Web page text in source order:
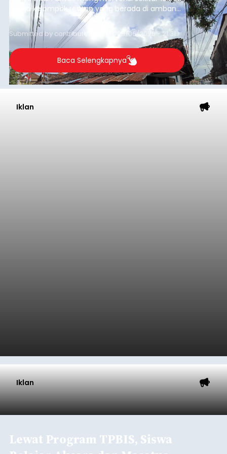
warga kelompok rentan yang berada di ambang
garis kemiskinan. Langkah strategis ini diambil
guna menjaga masyarakat yang berada pada
kelompok desil 5 dan 6 tersebut agar tidak
merosot ke kategori miskin.
Submitted by contributor Thu, 08/06/2026 - 21:31
Baca Selengkapnya
Iklan
Iklan
Lewat Program TPBIS, Siswa